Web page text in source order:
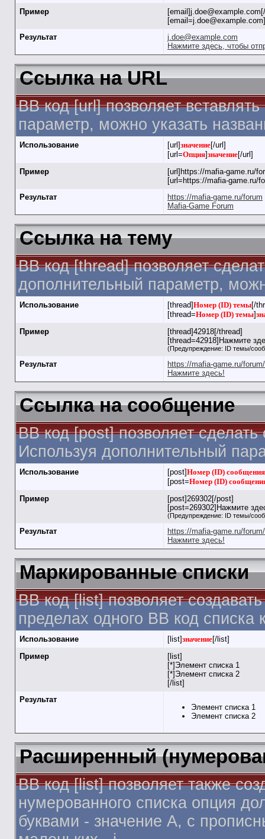
Пример
Результат
j.doe@example.com
Нажмите здесь, чтобы
Ссылка на URL
BB код [url] позволяет
параметр, можно указать
Использование [url]значение[/url]
[url=Опция]значение[/url]
Пример
[url]https://mafia-game.ru/
[url=https://mafia-game.ru/
Результат
https://mafia-game.ru/forum
Mafia-Game Forum
Ссылка на тему
BB код [thread] позволяет
дополнительный параметр,
Использование [thread]Номер (ID) темы[/
[thread=Номер (ID) темы]
Пример
[thread]42918[/thread]
[thread=42918]Нажмите
(Предупреждение: ID темы/
Результат
https://mafia-game.ru/
Нажмите здесь!
Ссылка на сообщение
BB код [post] позволяет
Используя дополнительный
Использование [post]Номер (ID) сообщения
[post=Номер (ID)
Пример
[post]269302[/post]
[post=269302]Нажмите
(Предупреждение: ID темы/
Результат
https://mafia-game.ru/
Нажмите здесь!
Маркированные списки
BB код [list] позволяет
пределах одного BB код
Использование [list]значение[/list]
Пример
[list]
[*]Элемент списка 1
[*]Элемент списка 2
[/list]
Результат
Элемент списка 1
Элемент списка 2
Расширенный
BB код [list] позволяет также
нумерованного списка опция
буквами - значение A, с